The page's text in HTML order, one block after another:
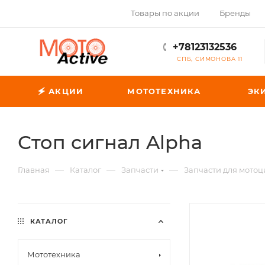
Товары по акции Бренды
+78123132536
СПБ, СИМОНОВА 11
🗲 АКЦИИ МОТОТЕХНИКА
Стоп сигнал Alpha
Главная — Каталог — Запчасти — Запчасти для
КАТАЛОГ
Мототехника